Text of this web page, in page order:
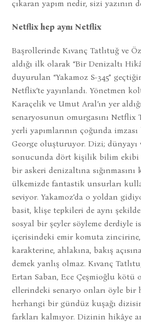
çıkaran yapım nedir, sizi yazının
Netflix hep aynı Netflix
Başrollerinde Kıvanç Tatlıtuğ ve
aldığı ilk olarak “Bir Denizaltı
duyurulan “Yakamoz S-345”
Netflix’te yayınlandı. Yönetmen
Karaçelik ve Umut Aral’ın yer
senaryosunun omurgasını Netflix
yerli yapımlarının çoğunda
George oluşturuyor. Dizi;
sonucunda dört kişilik bilim ekibi
bir askeri denizaltına
ülkemizde fantastik unsurları
seviyor. Yakamoz’da o yoldan
basit, klişe tepkileri de aynı
sosyal bir şeyler söyleme derdiyle
içerisindeki emir komuta
karakterine, ahlakına, bakış
demek yanlış olmaz. Kıvanç
Ertan Saban, Ece Çeşmioğlu kötü
ellerindeki senaryo onları öyle bir
herhangi bir gündüz kuşağı
farkları kalmıyor. Dizinin hikâye